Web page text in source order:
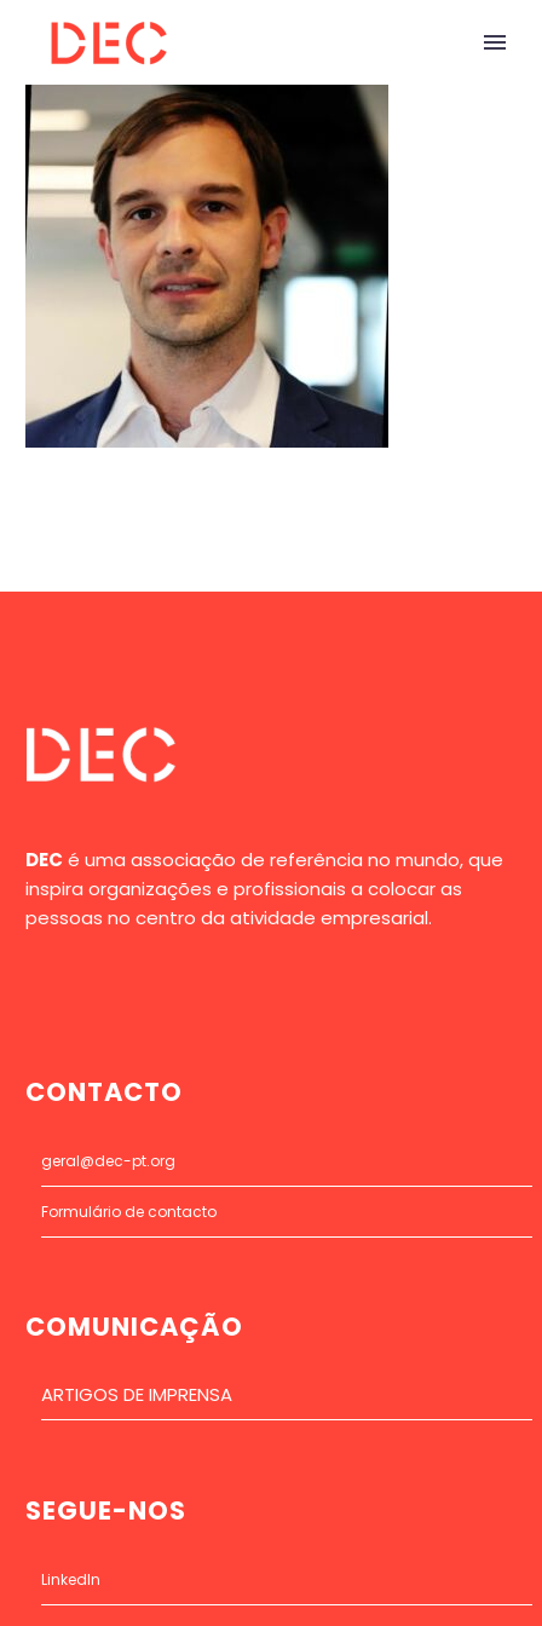
DEC é uma associação de referência no mundo, que
inspira organizações e profissionais a colocar as
pessoas no centro da atividade empresarial.
CONTACTO
geral@dec-pt.org
Formulário de contacto
COMUNICAÇÃO
ARTIGOS DE IMPRENSA
SEGUE-NOS
LinkedIn